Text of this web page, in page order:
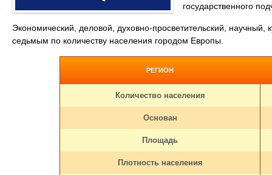
государственного
Экономический, деловой, духовно-просветительский,
седьмым по количеству населения городом Европы.
РЕГИОН
Количество населения
Основан
Площадь
Плотность населения